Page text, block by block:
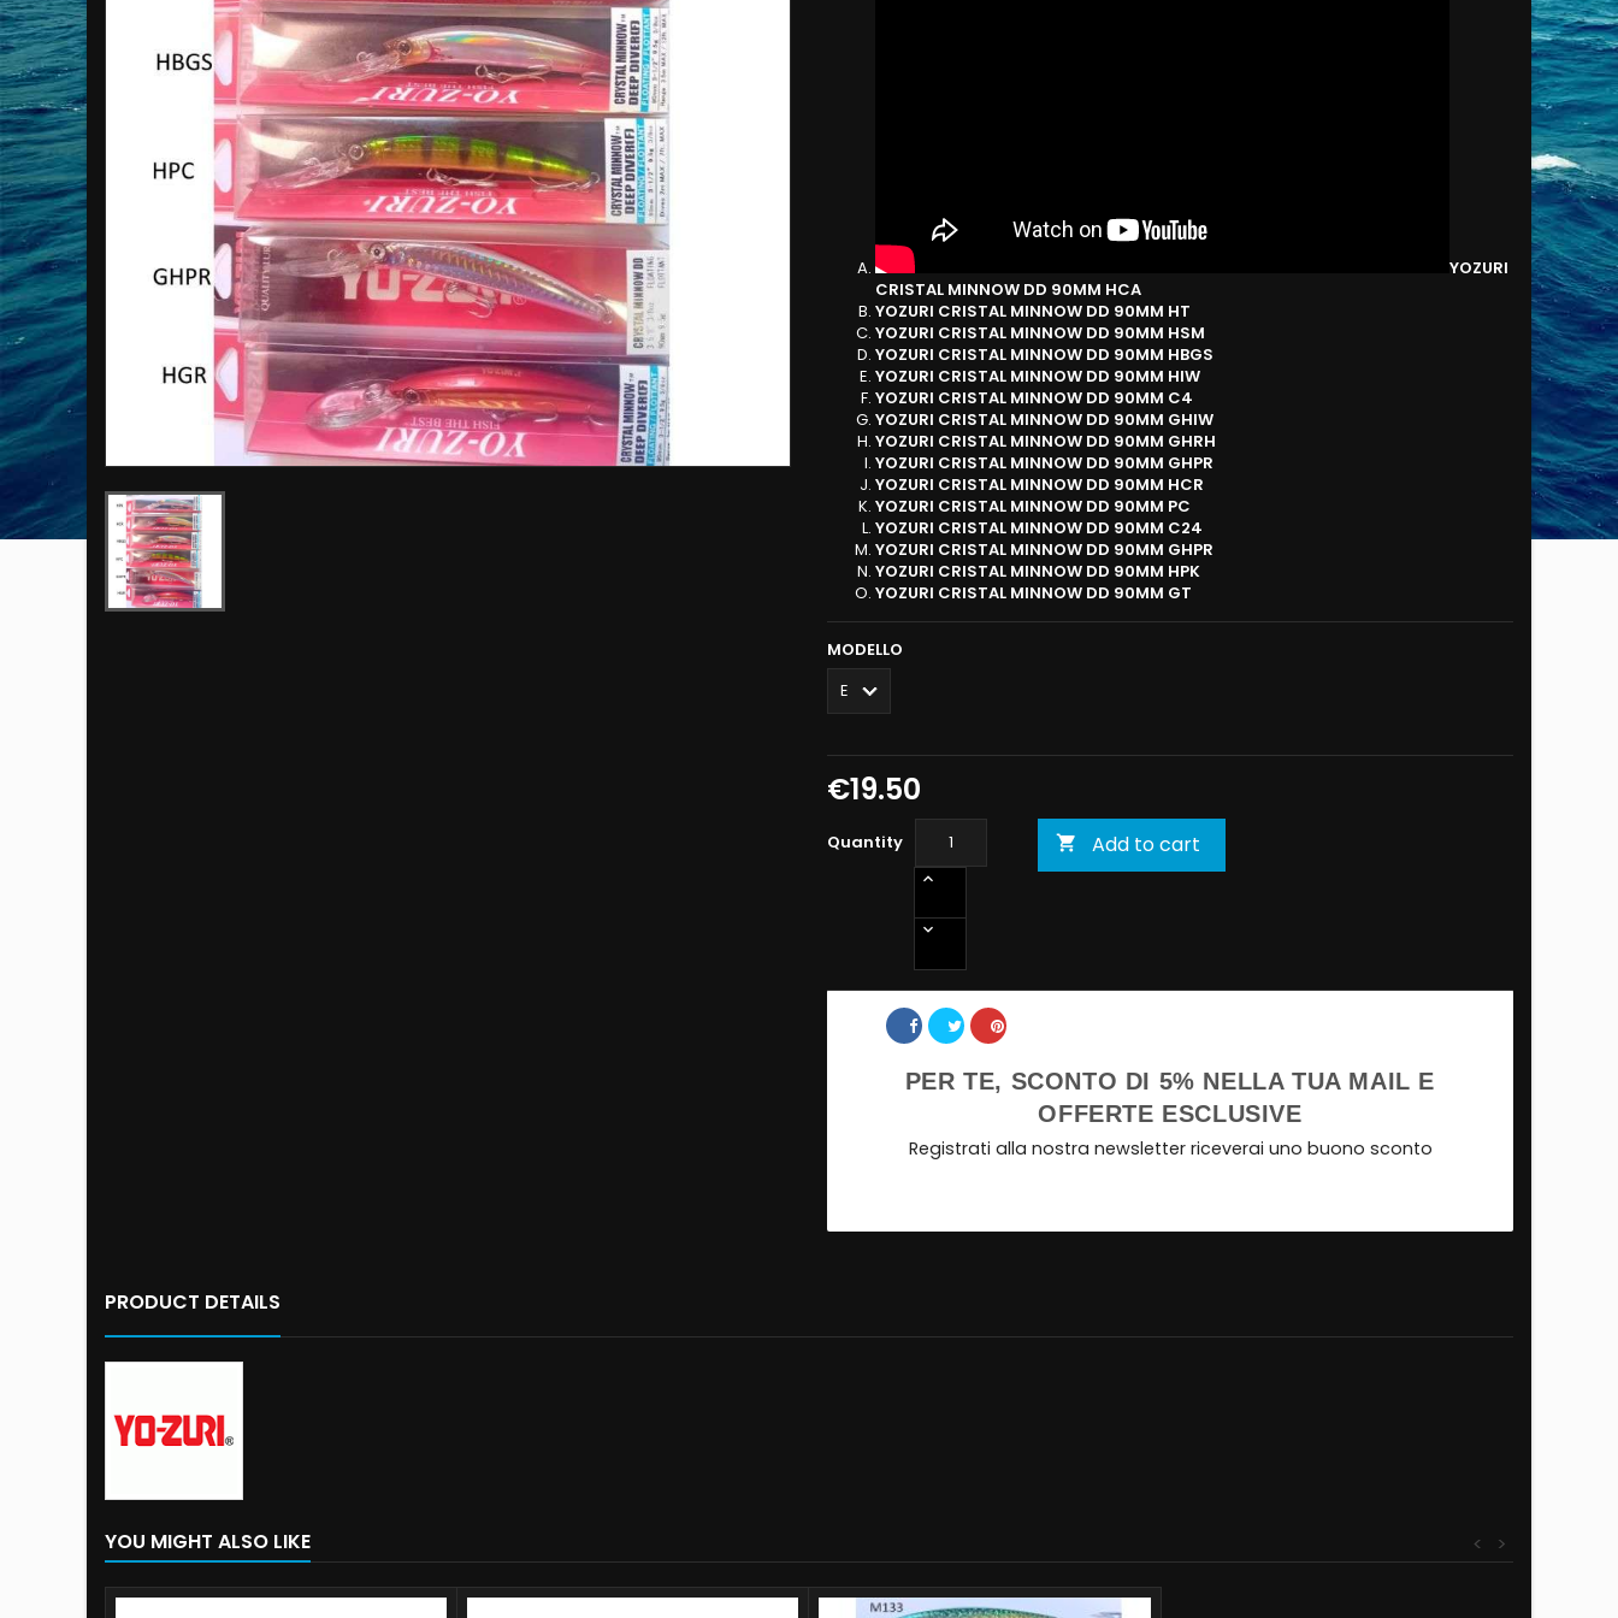
YOZURI
CRISTAL MINNOW DD 90MM HCA
YOZURI CRISTAL MINNOW DD 90MM HT
YOZURI CRISTAL MINNOW DD 90MM HSM
YOZURI CRISTAL MINNOW DD 90MM HBGS
YOZURI CRISTAL MINNOW DD 90MM HIW
YOZURI CRISTAL MINNOW DD 90MM C4
YOZURI CRISTAL MINNOW DD 90MM GHIW
YOZURI CRISTAL MINNOW DD 90MM GHRH
YOZURI CRISTAL MINNOW DD 90MM GHPR
YOZURI CRISTAL MINNOW DD 90MM HCR
YOZURI CRISTAL MINNOW DD 90MM PC
YOZURI CRISTAL MINNOW DD 90MM C24
YOZURI CRISTAL MINNOW DD 90MM GHPR
YOZURI CRISTAL MINNOW DD 90MM HPK
YOZURI CRISTAL MINNOW DD 90MM GT
MODELLO
€19.50
Quantity  Add to cart
PER TE, SCONTO DI 5% NELLA TUA MAIL E
OFFERTE ESCLUSIVE
Registrati alla nostra newsletter riceverai uno buono sconto
PRODUCT DETAILS
YOU MIGHT ALSO LIKE >
<